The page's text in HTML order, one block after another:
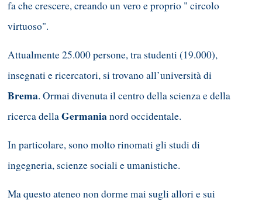
fa che crescere, creando un vero e proprio " circolo
virtuoso".
Attualmente 25.000 persone, tra studenti (19.000),
insegnati e ricercatori, si trovano all’università di
Brema. Ormai divenuta il centro della scienza e della
ricerca dellaGermanianord occidentale.
In particolare, sono molto rinomati gli studi di
ingegneria, scienze sociali e umanistiche.
Ma questo ateneo non dorme mai sugli allori e sui